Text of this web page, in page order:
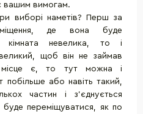
вашим вимогам.
виборі наметів? Перш за
де вона буде
кімната невелика, то і
щоб він не займав
є, то тут можна і
побільше або навіть такий,
частин і з'єднується
переміщуватися, як по